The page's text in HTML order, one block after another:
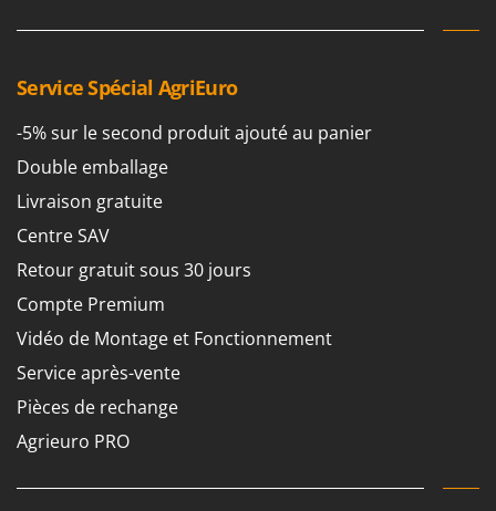
Service Spécial AgriEuro
-5% sur le second produit ajouté au panier
Double emballage
Livraison gratuite
Centre SAV
Retour gratuit sous 30 jours
Compte Premium
Vidéo de Montage et Fonctionnement
Service après-vente
Pièces de rechange
Agrieuro PRO